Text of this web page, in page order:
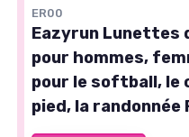
ER00
Eazyrun Lunettes
pour hommes,
pour le softball, le
pied, la